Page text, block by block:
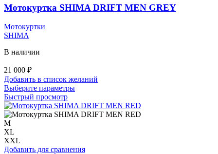
выбрать
на
Мотокуртка SHIMA DRIFT MEN GREY
Мотокуртки
SHIMA
В наличии
21 000 ₽
Добавить в список желаний
Выберите параметрыЭтот
имеет
несколько
выбрать
Быстрый просмотр
M
XL
XXL
Добавить для сравнения